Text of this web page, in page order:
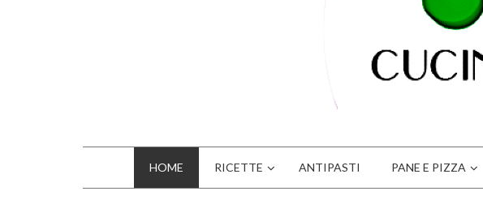
HOME RICETTE ANTIPASTI PANE E PIZZA